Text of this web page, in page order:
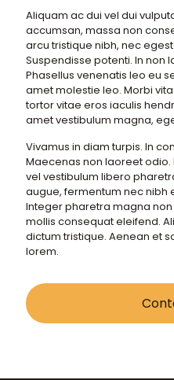
Aliquam ac dui vel dui
accumsan, massa non
arcu tristique nibh, nec
Suspendisse potenti. In non
Phasellus venenatis leo eu
amet molestie leo. Morbi
tortor vitae eros iaculis
amet vestibulum magna,
Vivamus in diam turpis. In
Maecenas non laoreet odio.
vel vestibulum libero
augue, fermentum nec nibh
Integer pharetra magna
mollis consequat eleifend.
dictum tristique. Aenean et
lorem.